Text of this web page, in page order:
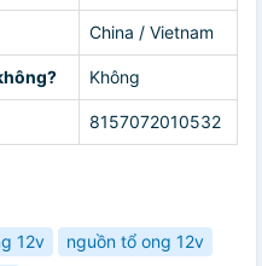
China / Vietnam
Không
8157072010532
12v
nguồn tổ ong 12v